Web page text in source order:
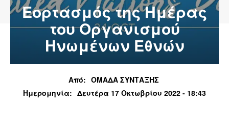
Εορτασμός της Ημέρας
του Οργανισμού
Ηνωμένων Εθνών
Από: ΟΜΑΔΑ ΣΥΝΤΑΞΗΣ
Ημερομηνία: Δευτέρα 17 Οκτωβρίου 2022 - 18:43